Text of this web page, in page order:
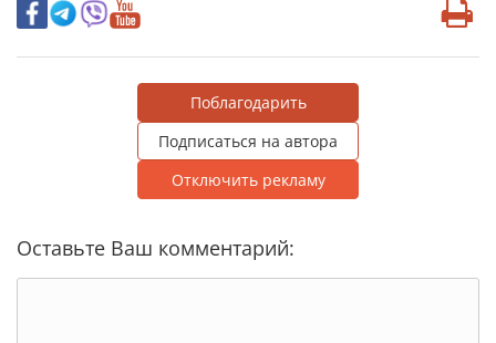
Поблагодарить
Подписаться на автора
Отключить рекламу
Оставьте Ваш комментарий: